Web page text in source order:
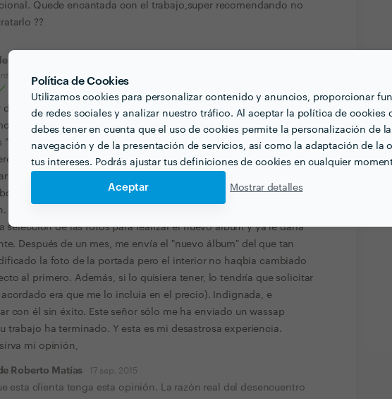
Política de Cookies
Utilizamos cookies para personalizar contenido y anuncios, proporcionar
de redes sociales y analizar nuestro tráfico. Al aceptar la política de cookies
debes tener en cuenta que el uso de cookies permite la personalización de la
navegación y de la presentación de servicios, así como la adaptación de la
tus intereses. Podrás ajustar tus definiciones de cookies en cualquier
Aceptar Mostrar detalles
Quede encantada con el trabajo,super recomendando no
??
contratar a Roberto Matías para realizar las fotos de nuestra
un precio por 2 horas de trabajo, pero nos aconsejó hacer
"artísticas" y un álbum, incrementando el precio, a lo que accedí.
unas fotos , en general , de una calidad discutible, abusando
en unas, quemadas otras, y de las "artísticas"...sin comentarios.
con poco gusto , tanto en la selección de las fotos como en
Aún asi le pagué lo acordado menos 50 euros . Acordamos que
selección de las fotos para realizar el nuevo álbum y ya le daría
Después de un mes, me envía el "nuevo álbum" del que tan
la foto de la portada pero el interior no haqbia cambiado
al primero. Además, si lo quisiera tener, lo tendría que solicitar
era que me lo incluia en el precio). Indignada, e
con él sin éxito. Este señor sólo me ha enviado un wassap
trabajo ha terminado. Y esta es mi desastrosa experiencia.
mi opinión,
Roberto Matías 17 sep. 2015
esta clienta tenga esta opinión. La razón real del desencuentro